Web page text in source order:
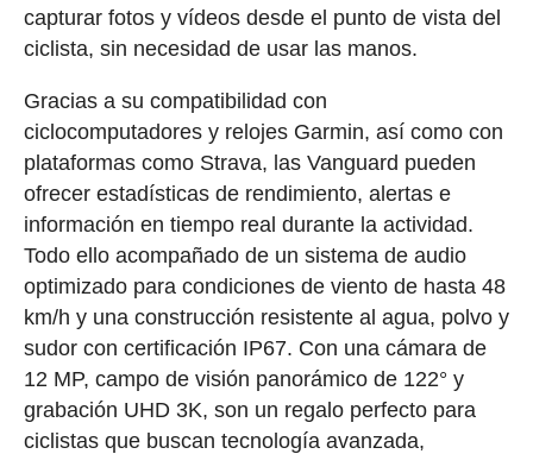
capturar fotos y vídeos desde el punto de vista del
ciclista, sin necesidad de usar las manos.
Gracias a su compatibilidad con
ciclocomputadores y relojes Garmin, así como con
plataformas como Strava, las Vanguard pueden
ofrecer estadísticas de rendimiento, alertas e
información en tiempo real durante la actividad.
Todo ello acompañado de un sistema de audio
optimizado para condiciones de viento de hasta 48
km/h y una construcción resistente al agua, polvo y
sudor con certificación IP67. Con una cámara de
12 MP, campo de visión panorámico de 122° y
grabación UHD 3K, son un regalo perfecto para
ciclistas que buscan tecnología avanzada,